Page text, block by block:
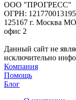
ООО "ПРОГРЕСС"
ОГРН:
125167 г. Москва
офис 2
Данный сайт не
исключительно
Компания
Помощь
Блог